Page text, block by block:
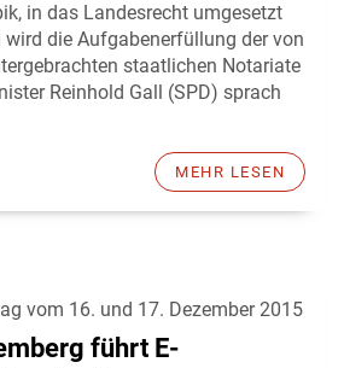
in das Landesrecht umgesetzt
wird die Aufgabenerfüllung der von
staatlichen Notariate
Reinhold Gall (SPD) sprach
MEHR LESEN
vom 16. und 17. Dezember 2015
führt E-